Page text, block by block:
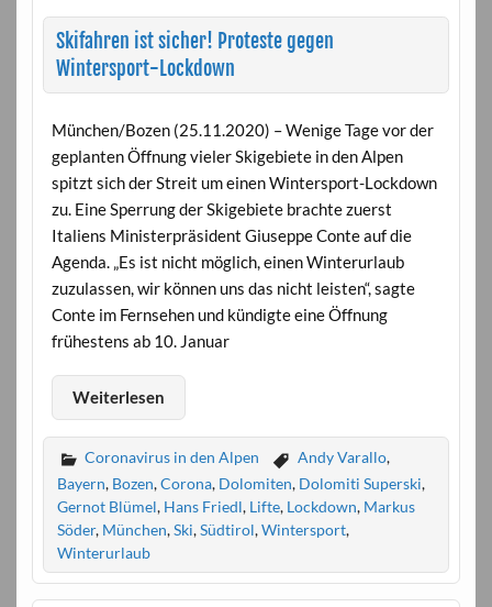
Skifahren ist sicher! Proteste gegen
Wintersport-Lockdown
München/Bozen (25.11.2020) – Wenige Tage vor der
geplanten Öffnung vieler Skigebiete in den Alpen
spitzt sich der Streit um einen Wintersport-Lockdown
zu. Eine Sperrung der Skigebiete brachte zuerst
Italiens Ministerpräsident Giuseppe Conte auf die
Agenda. „Es ist nicht möglich, einen Winterurlaub
zuzulassen, wir können uns das nicht leisten“, sagte
Conte im Fernsehen und kündigte eine Öffnung
frühestens ab 10. Januar
Weiterlesen
Coronavirus in den Alpen Andy Varallo,
Bayern, Bozen,Corona, Dolomiten, Dolomiti Superski,
Gernot Blümel, Hans Friedl, Lifte, Lockdown, Markus
Söder, München,Ski,Südtirol,Wintersport,
Winterurlaub